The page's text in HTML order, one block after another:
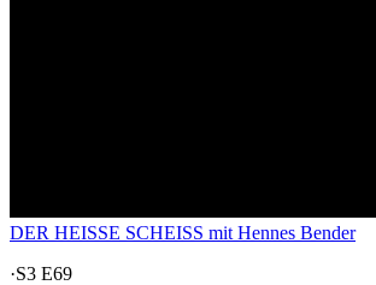
DER HEISSE SCHEISS mit Hennes Bender
·S3 E69